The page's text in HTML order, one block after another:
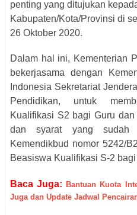
penting yang ditujukan
Kabupaten/Kota/Provinsi di
26 Oktober 2020.
Dalam hal ini, Kementerian
bekerjasama dengan
Indonesia Sekretariat
Pendidikan, untuk
Kualifikasi S2 bagi Guru
dan syarat yang sudah
Kemendikbud nomor 5242/
Beasiswa Kualifikasi S-2
Baca Juga: Bantuan Kuota
Juga dan Update Jadwal